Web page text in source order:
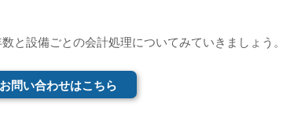
と設備ごとの会計処理についてみていきましょう。
問い合わせはこちら